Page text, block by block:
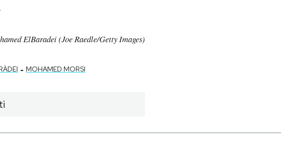
ElBaradei (Joe Raedle/Getty Images)
- MOHAMED MORSI